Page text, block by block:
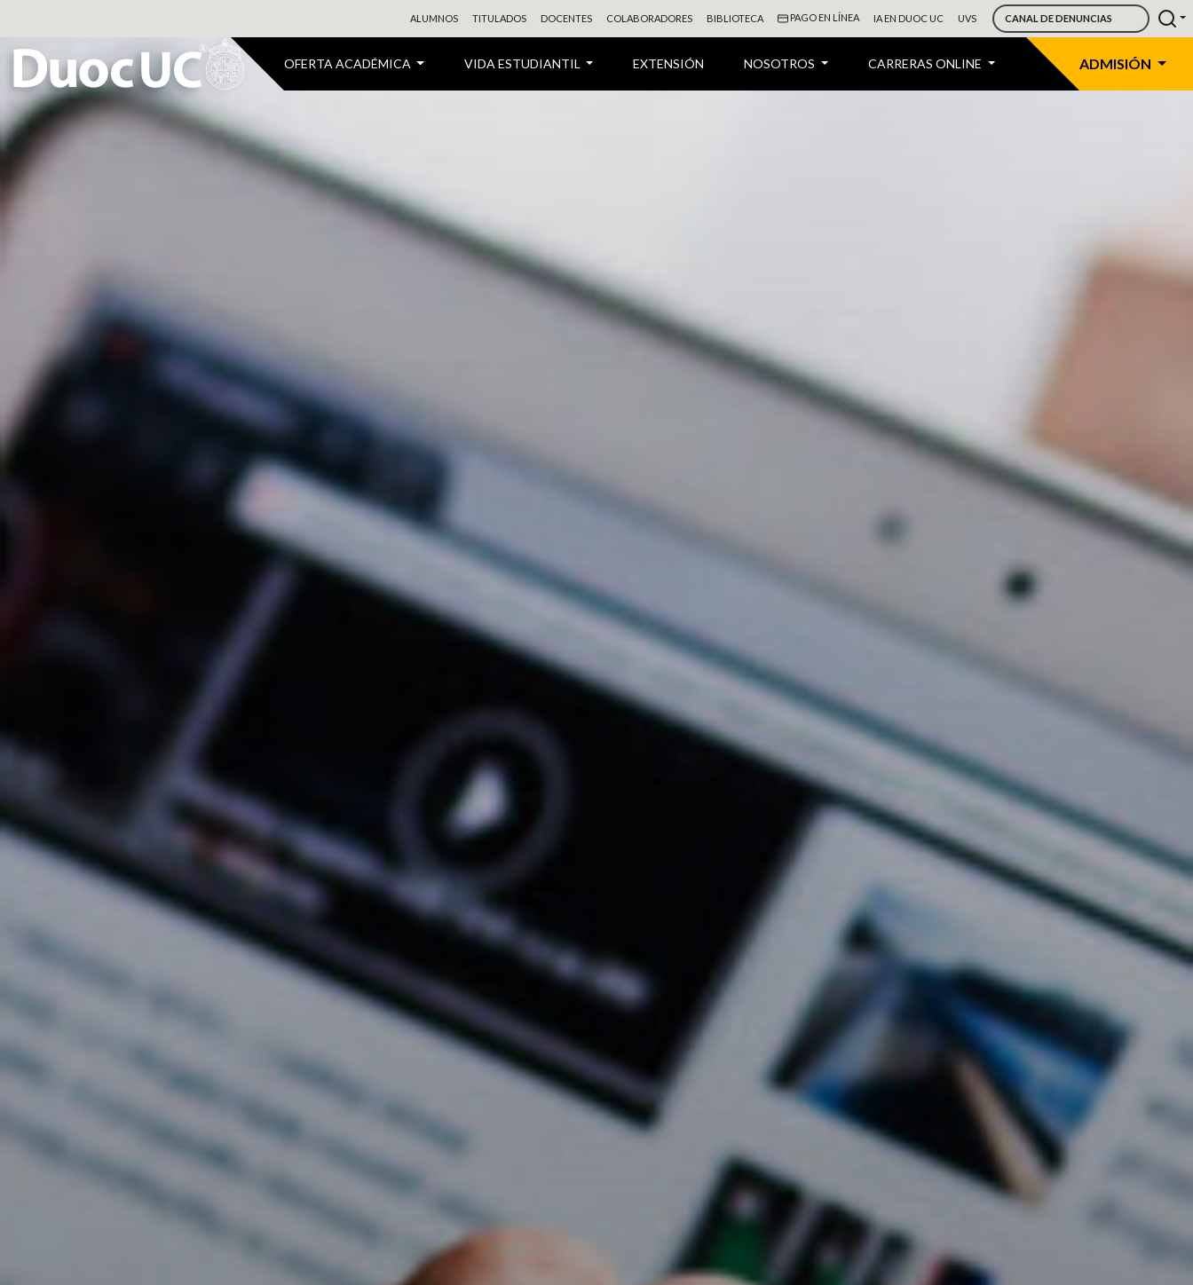
OFERTA ACADÉMICA VIDA ESTUDIANTIL EXTENSIÓN NOSOTROS CARRERAS ONLINE ADMISIÓN
ALUMNOS TITULADOS DOCENTES COLABORADORES BIBLIOTECA PAGO EN LÍNEA IA EN DUOC UC UVS CANAL DE DENUNCIAS